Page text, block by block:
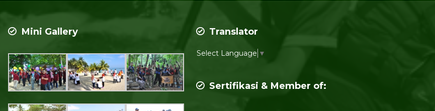
Mini Gallery Translator
Select Language ▼
Sertifikasi & Member of: